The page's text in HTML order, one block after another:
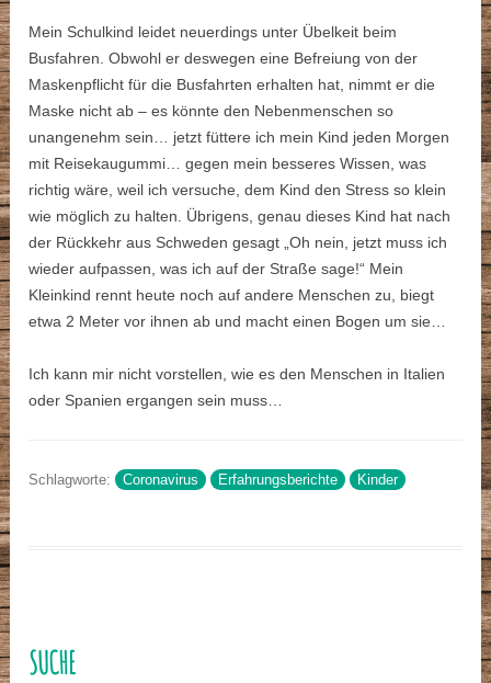
Mein Schulkind leidet neuerdings unter Übelkeit beim
Busfahren. Obwohl er deswegen eine Befreiung von der
Maskenpflicht für die Busfahrten erhalten hat, nimmt er die
Maske nicht ab – es könnte den Nebenmenschen so
unangenehm sein… jetzt füttere ich mein Kind jeden Morgen
mit Reisekaugummi… gegen mein besseres Wissen, was
richtig wäre, weil ich versuche, dem Kind den Stress so klein
wie möglich zu halten. Übrigens, genau dieses Kind hat nach
der Rückkehr aus Schweden gesagt „Oh nein, jetzt muss ich
wieder aufpassen, was ich auf der Straße sage!“ Mein
Kleinkind rennt heute noch auf andere Menschen zu, biegt
etwa 2 Meter vor ihnen ab und macht einen Bogen um sie…
Ich kann mir nicht vorstellen, wie es den Menschen in Italien
oder Spanien ergangen sein muss…
Schlagworte: Coronavirus Erfahrungsberichte Kinder
SUCHE